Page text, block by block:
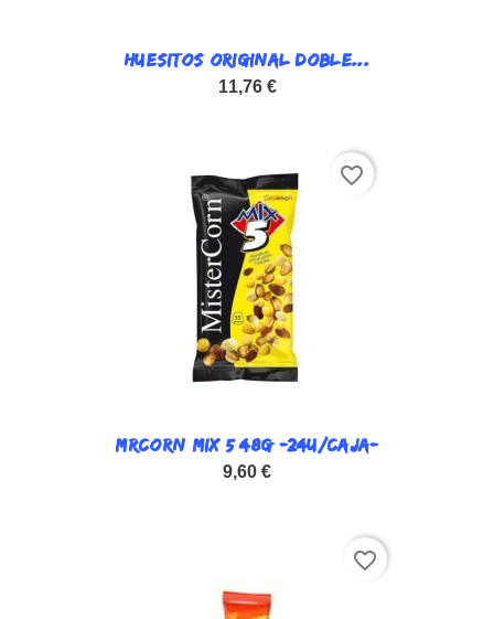
HUESITOS ORIGINAL DOBLE...
11,76 €
MRCORN MIX 5 48G -24U/CAJA-
9,60 €
favorite_border
favorite_border